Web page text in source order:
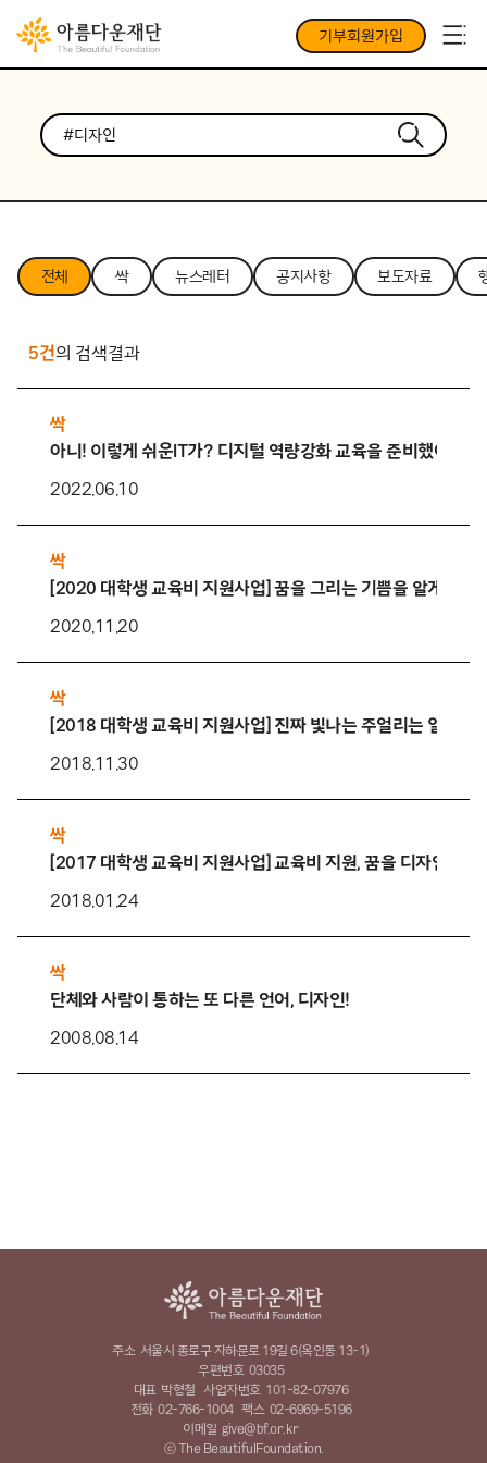
기부회원가입
전체 싹 뉴스레터 공지사항 보도자료
5건의 검색결과
싹
아니! 이렇게 쉬운IT가? 디지털 역량강화 교육을 준비했어요.
2022.06.10
싹
[2020 대학생 교육비 지원사업] 꿈을 그리는 기쁨을 알게 되었
2020.11.20
싹
[2018 대학생 교육비 지원사업] 진짜 빛나는 주얼리는 일상의
2018.11.30
싹
[2017 대학생 교육비 지원사업] 교육비 지원, 꿈을 디자인하다
2018.01.24
싹
단체와 사람이 통하는 또 다른 언어, 디자인!
2008.08.14
주소 서울시 종로구 자하문로 19길 6(옥인동 13-1)
우편번호 03035
대표 박형철 사업자번호 101-82-07976
전화 02-766-1004 팩스 02-6969-5196
이메일 give@bf.or.kr
ⓒ The BeautifulFoundation.